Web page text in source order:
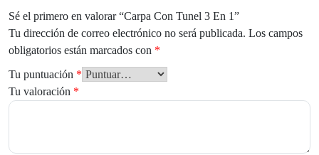
Sé el primero en valorar “Carpa Con Tunel 3 En 1”
Tu dirección de correo electrónico no será publicada. Los campos
obligatorios están marcados con *
Tu puntuación *
Tu valoración *